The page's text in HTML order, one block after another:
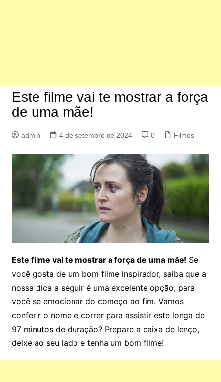
Este filme vai te mostrar a força
de uma mãe!
admin 4 de setembro de 2024 0 Filmes
Este filme vai te mostrar a força de uma mãe! Se
você gosta de um bom filme inspirador, saiba que a
nossa dica a seguir é uma excelente opção, para
você se emocionar do começo ao fim. Vamos
conferir o nome e correr para assistir este longa de
97 minutos de duração? Prepare a caixa de lenço,
deixe ao seu lado e tenha um bom filme!